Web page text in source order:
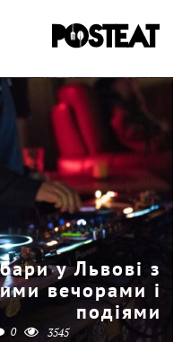
у Львові з
вечорами і
подіями
0 3545